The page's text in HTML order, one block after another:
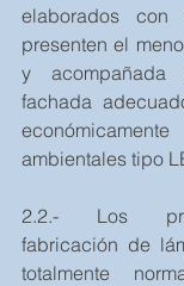
elaborados con
presenten el
y
fachada
ambientales tipo
2.2.- Los
fabricación de
totalmente